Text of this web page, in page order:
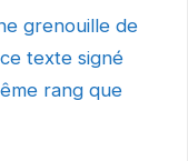
grenouille de
texte signé
rang que